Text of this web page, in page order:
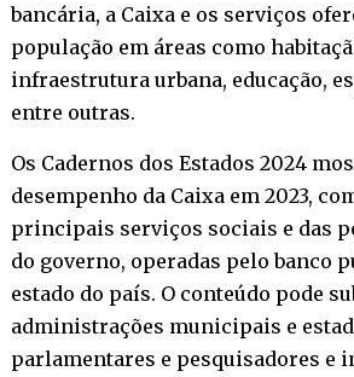
bancária, a Caixa e os serviços
população em áreas como
infraestrutura urbana, educação,
entre outras.
Os Cadernos dos Estados 2024
desempenho da Caixa em 2023,
principais serviços sociais e das
do governo, operadas pelo banco
estado do país. O conteúdo pode
administrações municipais e
parlamentares e pesquisadores e